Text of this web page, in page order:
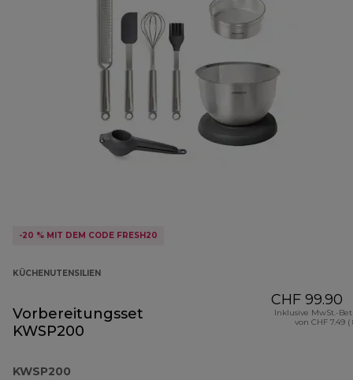
-20 % MIT DEM CODE FRESH20
KÜCHENUTENSILIEN
Vorbereitungsset
KWSP200
KWSP200
CHF 99.90
Inklusive MwSt.-
von CHF 7.49 (